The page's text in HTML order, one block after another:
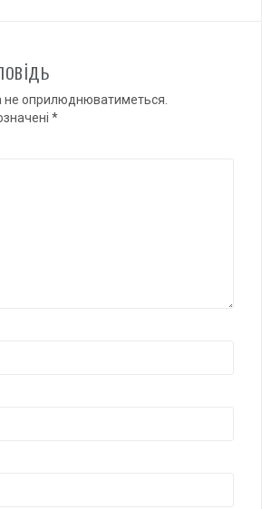
не оприлюднюватиметься.
*